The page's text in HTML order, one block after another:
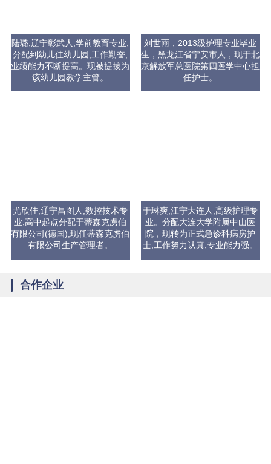
陆璐,辽宁彰武人,学前教育专业,
分配到幼儿佳幼儿园,工作勤奋,
业绩能力不断提高。现被提拔为
该幼儿园教学主管。
刘世雨，2013级护理专业毕业
生，黑龙江省宁安市人，现于北
京解放军总医院第四医学中心担
任护士。
尤欣佳,辽宁昌图人,数控技术专
业,高中起点分配于蒂森克虜伯
有限公司(德国),现任蒂森克虏伯
有限公司生产管理者。
于琳爽,江宁大连人,高级护理专
业。分配大连大学附属中山医
院，现转为正式急诊科病房护
士,工作努力认真,专业能力强。
合作企业